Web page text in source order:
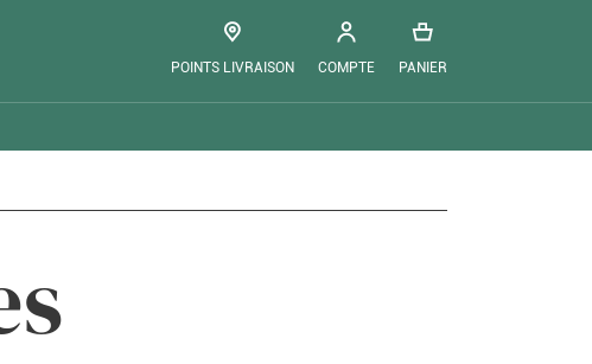
PANIER
COMPTE
POINTS LIVRAISON